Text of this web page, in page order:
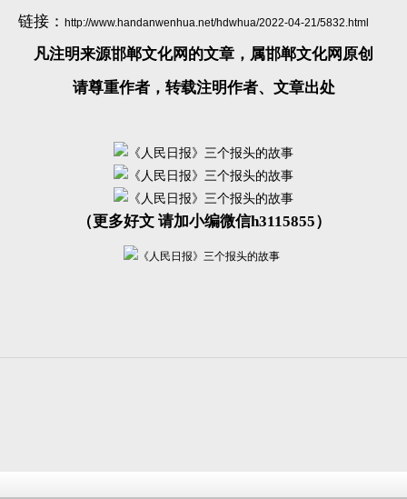
链接： http://www.handanwenhua.net/hdwhua/2022-04-21/5832.html
凡注明来源邯郸文化网的文章，属邯郸文化网原创
请尊重作者，转载注明作者、文章出处
（更多好文 请加小编微信h3115855）